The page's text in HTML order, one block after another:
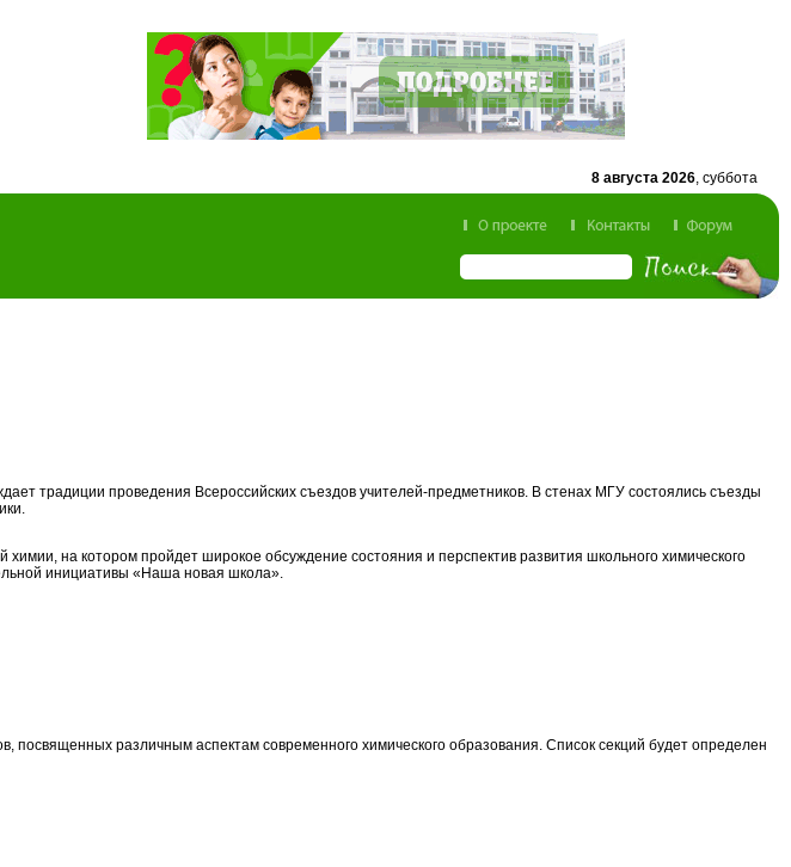
8 августа 2026, суббота
традиции проведения Всероссийских съездов учителей-предметников. В стенах МГУ состоялись съезды
химии, на котором пройдет широкое обсуждение состояния и перспектив развития школьного химического
инициативы «Наша новая школа».
посвященных различным аспектам современного химического образования. Список секций будет определен